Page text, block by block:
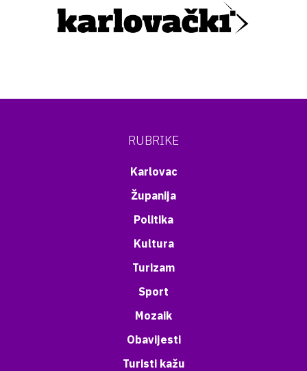
RUBRIKE
Karlovac
Županija
Politika
Kultura
Turizam
Sport
Mozaik
Obavijesti
Turisti kažu